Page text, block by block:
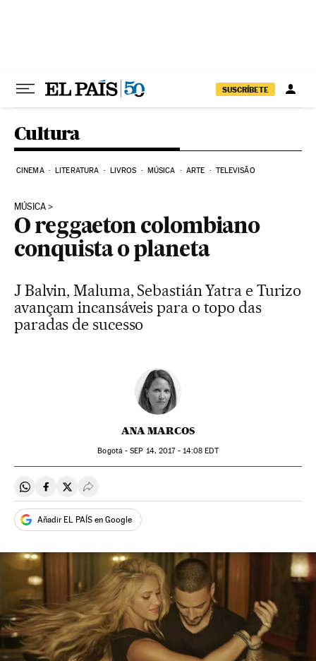
SUSCRÍBETE
Cultura
CINEMA LITERATURA LIVROS MÚSICA ARTE TELEVISÃO
MÚSICA
O reggaeton colombiano
conquista o planeta
J Balvin, Maluma, Sebastián Yatra e Turizo
avançam incansáveis para o topo das
paradas de sucesso
ANA MARCOS
Bogotá -SEP 14, 2017 - 14:08 EDT
Compartir en Whatsapp
Compartir en Facebook
Compartir en Twitter
Desplegar Redes Sociales
Añadir EL PAÍS en Google